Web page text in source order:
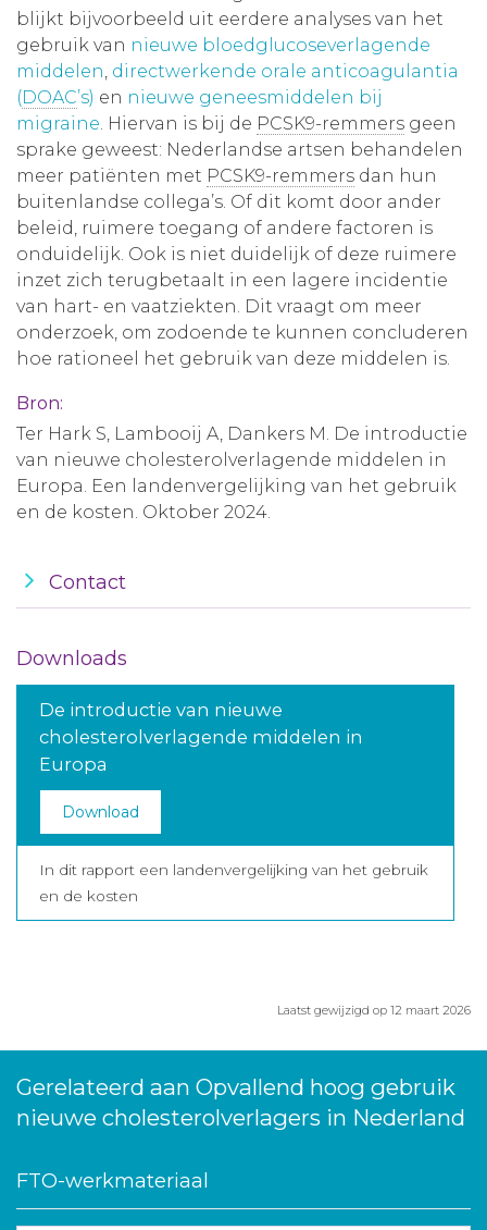
blijkt bijvoorbeeld uit eerdere analyses van het
gebruik van nieuwe bloedglucoseverlagende
middelen, directwerkende orale anticoagulantia
(DOAC’s) en nieuwe geneesmiddelen bij
migraine. Hiervan is bij de PCSK9-remmers geen
sprake geweest: Nederlandse artsen behandelen
meer patiënten met PCSK9-remmers dan hun
buitenlandse collega’s. Of dit komt door ander
beleid, ruimere toegang of andere factoren is
onduidelijk. Ook is niet duidelijk of deze ruimere
inzet zich terugbetaalt in een lagere incidentie
van hart- en vaatziekten. Dit vraagt om meer
onderzoek, om zodoende te kunnen concluderen
hoe rationeel het gebruik van deze middelen is.
Bron:
Ter Hark S, Lambooij A, Dankers M. De introductie
van nieuwe cholesterolverlagende middelen in
Europa. Een landenvergelijking van het gebruik
en de kosten. Oktober 2024.
Contact
Downloads
De introductie van nieuwe
cholesterolverlagende middelen in
Europa
Download
In dit rapport een landenvergelijking van het gebruik
en de kosten
Laatst gewijzigd op 12 maart 2026
Gerelateerd aan Opvallend hoog gebruik
nieuwe cholesterolverlagers in Nederland
FTO-werkmateriaal